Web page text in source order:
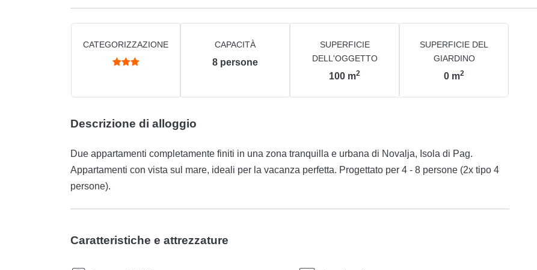
CATEGORIZZAZIONE CAPACITÀ
8 persone
SUPERFICIE
DELL'OGGETTO
100 m2
SUPERFICIE DEL
GIARDINO
0 m2
Descrizione di alloggio
Due appartamenti completamente finiti in una zona tranquilla e urbana di Novalja, Isola di Pag.
Appartamenti con vista sul mare, ideali per la vacanza perfetta. Progettato per 4 - 8 persone (2x tipo 4
persone).
Caratteristiche e attrezzature